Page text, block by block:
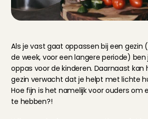
Als je vast gaat oppassen bij een gezin
de week, voor een langere periode)
oppas voor de kinderen. Daarnaast kan
gezin verwacht dat je helpt met lichte
Hoe fijn is het namelijk voor ouders om
te hebben?!